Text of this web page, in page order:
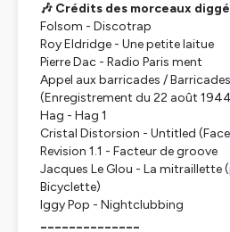
🎶 Crédits des morceaux
Folsom - Discotrap
Roy Eldridge - Une petite laitue
Pierre Dac - Radio Paris ment
Appel aux barricades /
(Enregistrement du 22 août
Hag - Hag 1
Cristal Distorsion - Untitled
Revision 1.1 - Facteur de groove
Jacques Le Glou - La mitraillette
Bicyclette)
Iggy Pop - Nightclubbing